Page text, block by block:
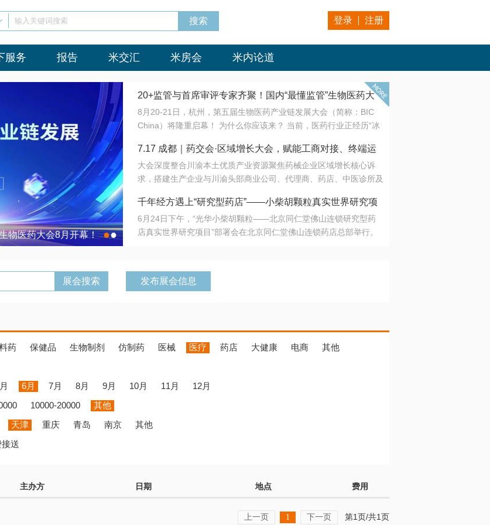
输入关键词搜索 登录 注册
服务 报告 米交汇 米房会 米内论道
物医药大会8月开幕！ 7.17 成都｜药交会·区域增长大会，赋能工商对接、终端运营
●●
20+监管与首席审评专家齐聚！国内“最懂监管”生物医药大
会8月开幕！
8月20-21日，杭州，第五届生物医药产业链发展大会（简称：BIC
China）将隆重启幕！ 为什么你应该来？ 当前，医药行业正经历“冰
法正重新定义研发效率；另一端是创新药“最后一公里”的支付与入院
难题，呼唤更成熟的产业生态。 同质化“内卷”已无出路，全产业链协
同与出海能力建设才是破局关键。 本届大会以 “重构生态，定义未
算力突围；从中药创新、复杂药物制剂、CGT、多肽与小核酸的技
术攻坚，到CDMO的柔性智造。 我们致力于打破壁垒，让“实验
室”与“生产线”、“研发端”与“支付端”深度对话，更让监管、产业、资
7.17 成都｜药交会·区域增长大会，赋能工商对接、终端运
营
大会深度整合川渝本土优质产业资源聚焦药械企业区域增长核心诉
求，搭建生产企业与川渝头部商业公司、代理商、药店、中医诊所及
域增量份额夯实西南市场战略布局
千年经方遇上“研究型药店”——小柴胡颗粒真实世界研究项
目在北京同仁堂佛山连锁启动
6月24日下午，“光华小柴胡颗粒——北京同仁堂佛山连锁研究型药
店真实世界研究项目”部署会在北京同仁堂佛山连锁药店总部举行。
发布展会信息
药 保健品 生物制剂 仿制药 医械 医疗 药店 大健康 电商
其他
6月 7月 8月 9月 10月 11月
12月
10000-20000
其他
天津 重庆 青岛 南京
其他
送
主办方 日期 地点 费用
上一页 1 下一页 第1页/共1页